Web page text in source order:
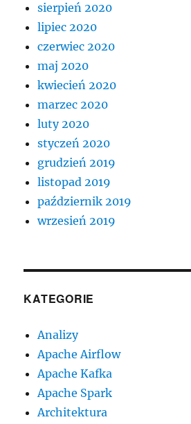
sierpień 2020
lipiec 2020
czerwiec 2020
maj 2020
kwiecień 2020
marzec 2020
luty 2020
styczeń 2020
grudzień 2019
listopad 2019
październik 2019
wrzesień 2019
KATEGORIE
Analizy
Apache Airflow
Apache Kafka
Apache Spark
Architektura